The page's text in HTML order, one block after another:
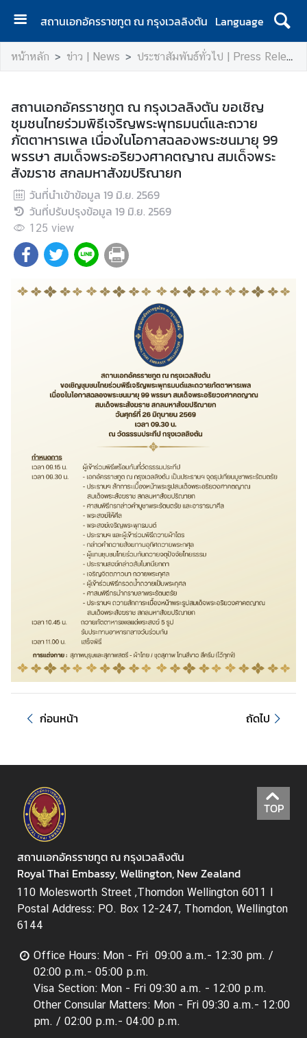
สถานเอกอัครราชทูต ณ กรุงเวลลิงตัน Language
ห
น้
ร
ก
|
H
o
m
e
อ
.
ข่
า
ธุ
ร
กิ
จ
|
e
s
s
วี
ซ่
า
/
ก
ง
สุ
ล
V
i
หน้าหลัก ข่าว | News ประชาสัมพันธ์ทั่วไป | Press Release
สถานเอกอัครราชทูต ณ กรุงเวลลิงตัน ขอเชิญ
ชุมชนไทยร่วมพิธีเจริญพระพุทธมนต์และถวาย
ภัตตาหารเพล เนื่องในโอกาสฉลองพระชนมายุ 99
พรรษา สมเด็จพระอริยวงศาคตญาณ สมเด็จพระ
สังฆราช สกลมหาสังฆปริณายก
วันที่นำเข้าข้อมูล 19 มิ.ย. 2569
วันที่ปรับปรุงข้อมูล 19 มิ.ย. 2569
125 view
ก่อนหน้า ถัดไป
TOP
สถานเอกอัครราชทูต ณ กรุงเวลลิงตัน
Royal Thai Embassy, Wellington, New Zealand
110 Molesworth Street ,Thorndon Wellington 6011 I
Postal Address: PO. Box 12-247, Thorndon, Wellington
6144
Office Hours: Mon - Fri 09:00 a.m.- 12:30 pm. /
02:00 p.m.- 05:00 p.m.
Visa Section: Mon - Fri 09:30 a.m. - 12:00 p.m.
Other Consular Matters: Mon - Fri 09:30 a.m.- 12:00
pm. / 02:00 p.m.- 04:00 p.m.